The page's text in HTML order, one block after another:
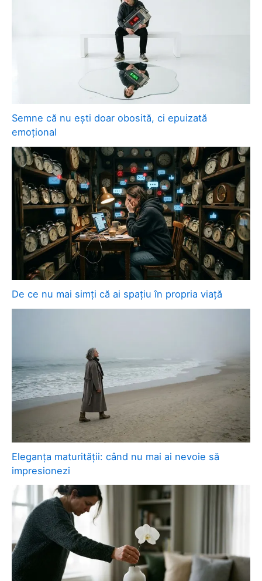
Semne că nu ești doar obosită, ci epuizată
emoțional
De ce nu mai simți că ai spațiu în propria viață
Eleganța maturității: când nu mai ai nevoie să
impresionezi